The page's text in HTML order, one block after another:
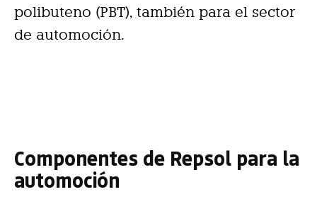
polibuteno (PBT), también para el sector
de automoción.
Componentes de Repsol para la
automoción